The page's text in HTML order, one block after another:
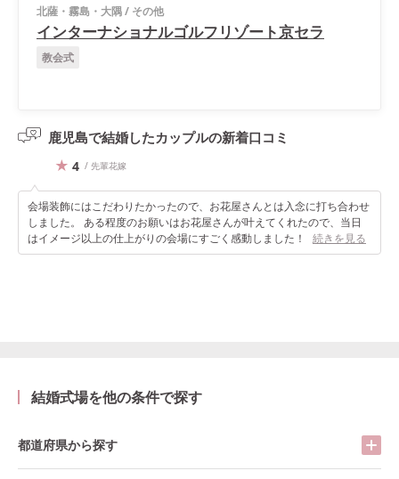
北薩・霧島・大隅/ その他
インターナショナルゴルフリゾート京セラ
教会式
鹿児島で結婚したカップルの新着口コミ
4 / 先輩花嫁
会場装飾にはこだわりたかったので、お花屋さんとは入念に打ち合わせ
しました。 ある程度のお願いはお花屋さんが叶えてくれたので、当日
はイメージ以上の仕上がりの会場にすごく感動しました！
続きを見る
結婚式場を他の条件で探す
都道府県から探す